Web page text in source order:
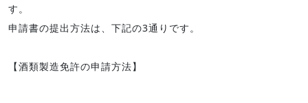
す。
申請書の提出方法は、下記の3通りです。
【酒類製造免許の申請方法】